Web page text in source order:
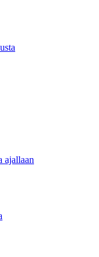
ajallaan